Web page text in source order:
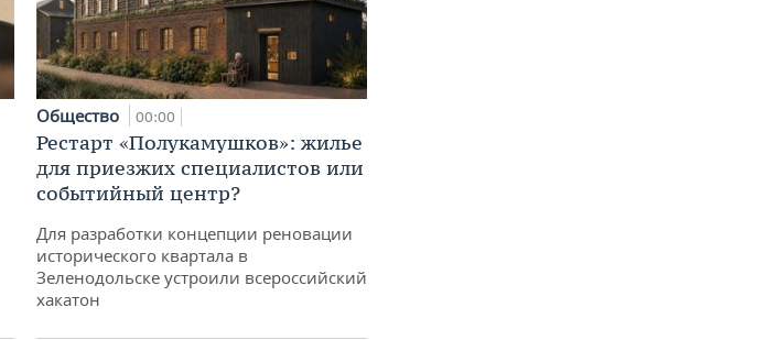
Общество 00:00
Рестарт «Полукамушков»: жилье
для приезжих специалистов или
событийный центр?
Для разработки концепции реновации
исторического квартала в
Зеленодольске устроили всероссийский
хакатон